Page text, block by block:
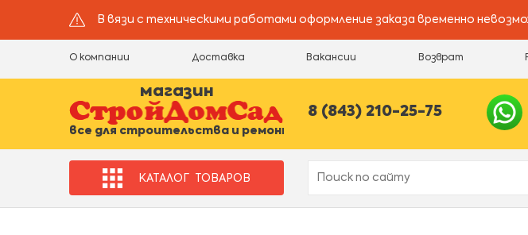
В вязи с техническими работами оформление заказа временно
О компании Доставка Вакансии Возврат
магазин
все для строительства и ремонта
8 (843) 210-25-75
КАТАЛОГ ТОВАРОВ